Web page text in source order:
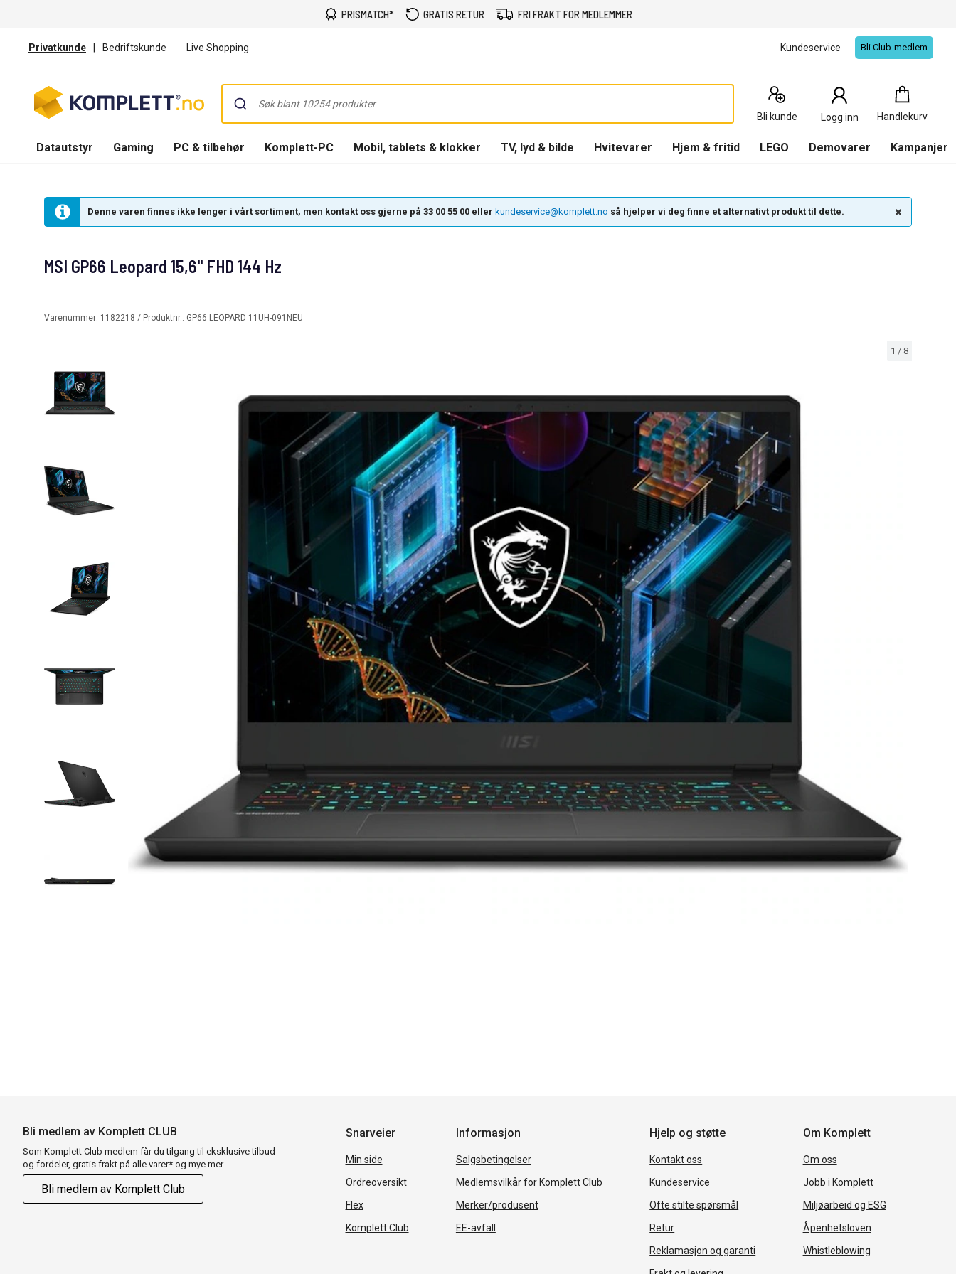
PRISMATCH* GRATIS RETUR FRI FRAKT FOR MEDLEMMER
Privatkunde | Bedriftskunde Live Shopping Kundeservice Bli Club-medlem
Bli kunde Logg inn Handlekurv
Handlekurv
0
Produkter
Datautstyr Gaming PC & tilbehør Komplett-PC Mobil, tablets & klokker TV, lyd & bilde Hvitevarer Hjem & fritid LEGO Demovarer Kampanjer
Denne varen finnes ikke lenger i vårt sortiment, men kontakt oss gjerne på 33 00 55 00 eller kundeservice@komplett.no så hjelper vi deg finne et alternativt produkt til dette.
1 / 8
MSI GP66 Leopard 15,6" FHD 144 Hz
Varenummer: 1182218 / Produktnr.: GP66 LEOPARD 11UH-091NEU
Bli medlem av Komplett CLUB
Som Komplett Club medlem får du tilgang til eksklusive tilbud
og fordeler, gratis frakt på alle varer* og mye mer.
Bli medlem av Komplett Club
Snarveier
Min side
Ordreoversikt
Flex
Komplett Club
Informasjon
Salgsbetingelser
Medlemsvilkår for Komplett Club
Merker/produsent
EE-avfall
Hjelp og støtte
Kontakt oss
Kundeservice
Ofte stilte spørsmål
Retur
Reklamasjon og garanti
Om Komplett
Om oss
Jobb i Komplett
Miljøarbeid og ESG
Åpenhetsloven
Whistleblowing